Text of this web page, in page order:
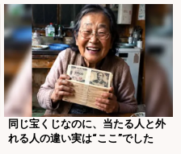
同じ宝くじなのに、当たる人と外
れる人の違い実は“ここ”でした